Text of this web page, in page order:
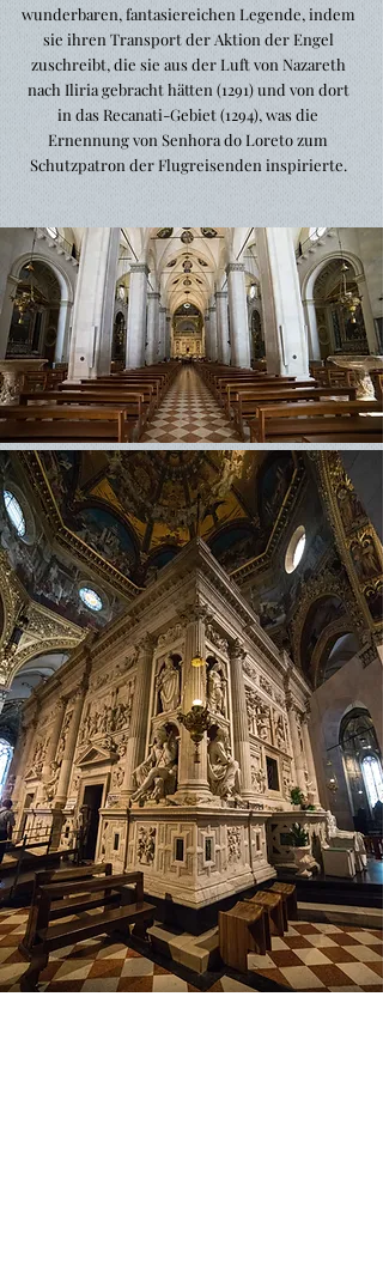
wunderbaren, fantasiereichen Legende, indem
sie ihren Transport der Aktion der Engel
zuschreibt, die sie aus der Luft von Nazareth
nach Iliria gebracht hätten (1291) und von dort
in das Recanati-Gebiet (1294), was die
Ernennung von Senhora do Loreto zum
Schutzpatron der Flugreisenden inspirierte.